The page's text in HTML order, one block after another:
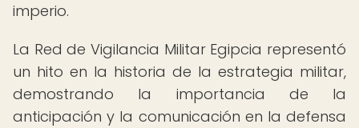
imperio.
La Red de Vigilancia Militar Egipcia representó
un hito en la historia de la estrategia militar,
demostrando la importancia de la
anticipación y la comunicación en la defensa